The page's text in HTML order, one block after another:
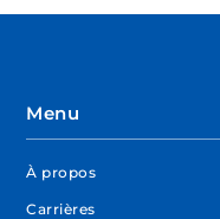
Menu
À propos
Carrières